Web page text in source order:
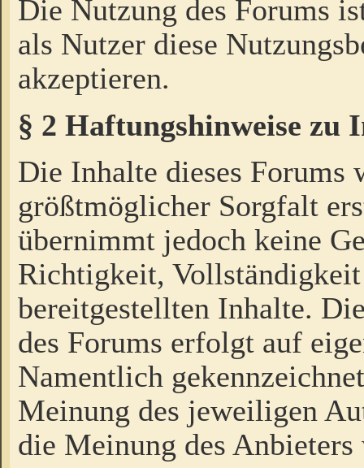
Die Nutzung des Forums
als Nutzer diese
akzeptieren.
§ 2 Haftungshinweise zu
Die Inhalte dieses Forums
größtmöglicher Sorgfalt
übernimmt jedoch keine
Richtigkeit,
bereitgestellten Inhalte.
des Forums erfolgt auf
Namentlich
Meinung des jeweiligen
die Meinung des Anbieters